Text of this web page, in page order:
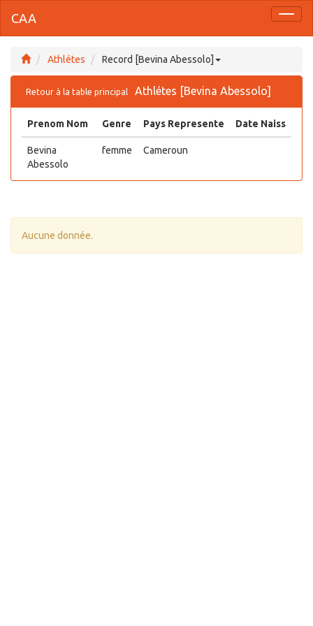
CAA
Athlétes Record [Bevina Abessolo]
Retour à la table principal Athlétes [Bevina Abessolo]
Prenom Nom Genre Pays Represente Date Naiss
Bevina
Abessolo
femme Cameroun
Aucune donnée.